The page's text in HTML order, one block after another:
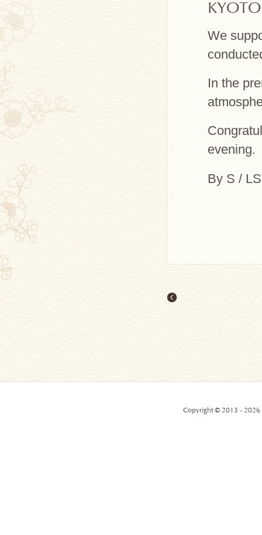
We
In the
evening.
By S /
Copyright © 2013 - 2026